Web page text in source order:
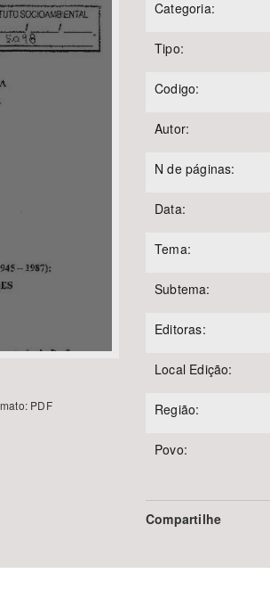
Área Protegida
PDF
Categoria:
Tipo:
Codigo:
Autor:
N de páginas:
Data:
Tema:
Subtema:
Editoras:
Local Edição:
Região:
Povo:
Compartilhe